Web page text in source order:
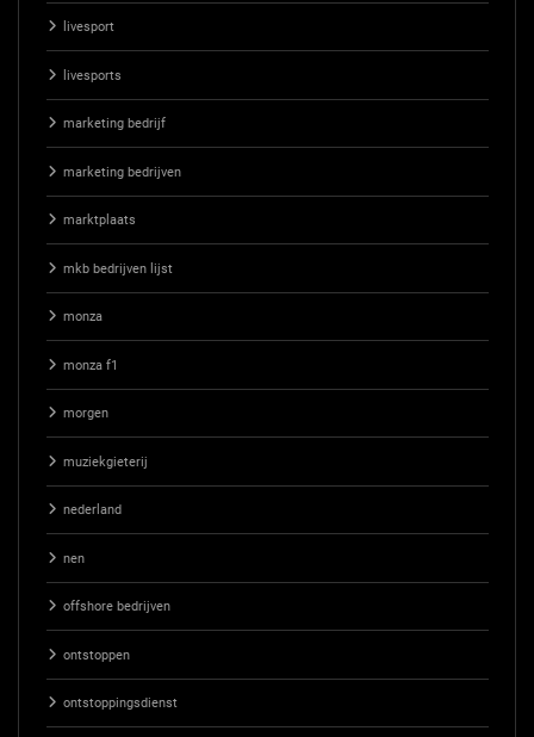
livesport
livesports
marketing bedrijf
marketing bedrijven
marktplaats
mkb bedrijven lijst
monza
monza f1
morgen
muziekgieterij
nederland
nen
offshore bedrijven
ontstoppen
ontstoppingsdienst